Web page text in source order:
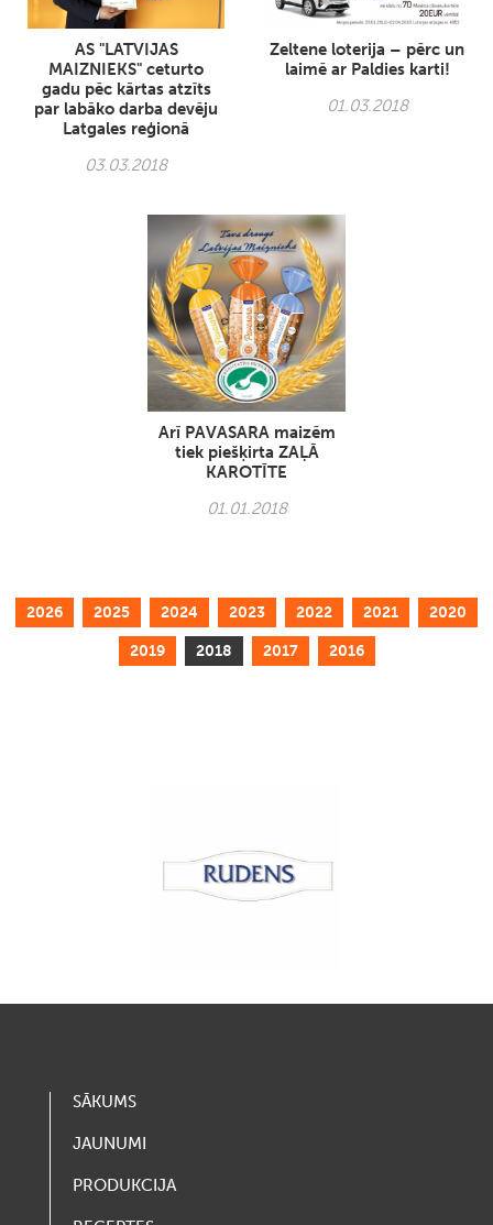
AS "LATVIJAS
MAIZNIEKS" ceturto
gadu pēc kārtas atzīts
par labāko darba devēju
Latgales reģionā
03.03.2018
Zeltene loterija – pērc un
laimē ar Paldies karti!
01.03.2018
Arī PAVASARA maizēm
tiek piešķirta ZAĻĀ
KAROTĪTE
01.01.2018
2026 2025 2024 2023 2022 2021 2020
2019 2018 2017 2016
SĀKUMS
JAUNUMI
PRODUKCIJA